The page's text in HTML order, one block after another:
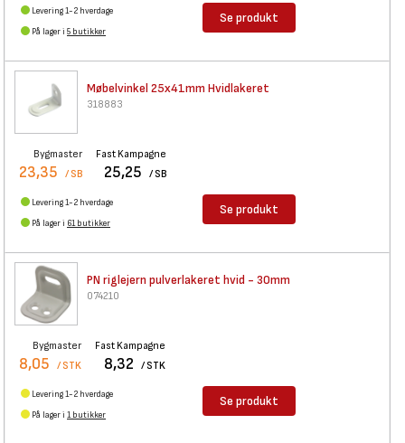
Levering 1-2 hverdage
På lager i 5 butikker
Se produkt
Møbelvinkel 25x41mm Hvidlakeret
318883
Bygmaster
23,35 / SB
Fast Kampagne
25,25 / SB
Levering 1-2 hverdage
På lager i 61 butikker
Se produkt
PN riglejern pulverlakeret hvid - 30mm
074210
Bygmaster
8,05 / STK
Fast Kampagne
8,32 / STK
Levering 1-2 hverdage
På lager i 1 butikker
Se produkt